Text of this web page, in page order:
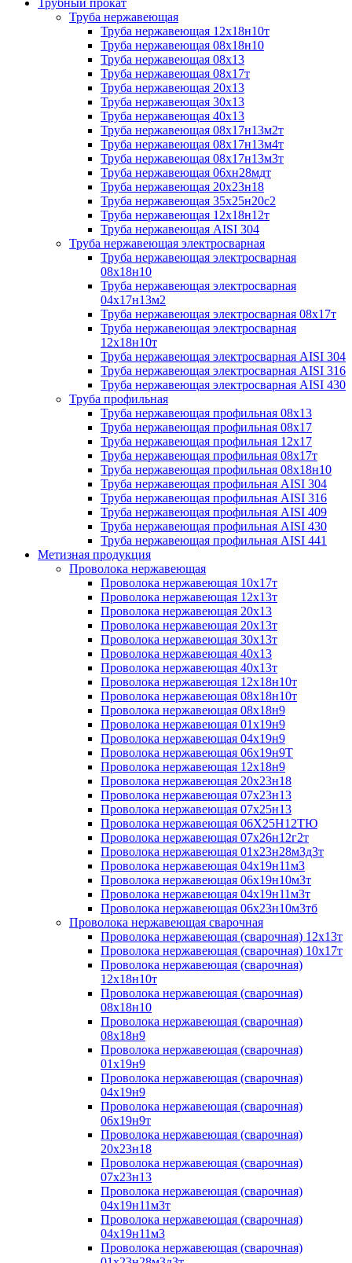
Трубный прокат
Труба нержавеющая
Труба нержавеющая 12х18н10т
Труба нержавеющая 08х18н10
Труба нержавеющая 08х13
Труба нержавеющая 08х17т
Труба нержавеющая 20х13
Труба нержавеющая 30х13
Труба нержавеющая 40х13
Труба нержавеющая 08х17н13м2т
Труба нержавеющая 08х17н13м4т
Труба нержавеющая 08х17н13м3т
Труба нержавеющая 06хн28мдт
Труба нержавеющая 20х23н18
Труба нержавеющая 35х25н20с2
Труба нержавеющая 12х18н12т
Труба нержавеющая AISI 304
Труба нержавеющая электросварная
Труба нержавеющая электросварная
08х18н10
Труба нержавеющая электросварная
04х17н13м2
Труба нержавеющая электросварная 08х17т
Труба нержавеющая электросварная
12х18н10т
Труба нержавеющая электросварная AISI 304
Труба нержавеющая электросварная AISI 316
Труба нержавеющая электросварная AISI 430
Труба профильная
Труба нержавеющая профильная 08х13
Труба нержавеющая профильная 08х17
Труба нержавеющая профильная 12х17
Труба нержавеющая профильная 08х17т
Труба нержавеющая профильная 08х18н10
Труба нержавеющая профильная AISI 304
Труба нержавеющая профильная AISI 316
Труба нержавеющая профильная AISI 409
Труба нержавеющая профильная AISI 430
Труба нержавеющая профильная AISI 441
Метизная продукция
Проволока нержавеющая
Проволока нержавеющая 10х17т
Проволока нержавеющая 12х13т
Проволока нержавеющая 20х13
Проволока нержавеющая 20х13т
Проволока нержавеющая 30х13т
Проволока нержавеющая 40х13
Проволока нержавеющая 40х13т
Проволока нержавеющая 12х18н10т
Проволока нержавеющая 08х18н10т
Проволока нержавеющая 08х18н9
Проволока нержавеющая 01х19н9
Проволока нержавеющая 04х19н9
Проволока нержавеющая 06х19н9Т
Проволока нержавеющая 12х18н9
Проволока нержавеющая 20х23н18
Проволока нержавеющая 07х23н13
Проволока нержавеющая 07х25н13
Проволока нержавеющая 06Х25Н12ТЮ
Проволока нержавеющая 07х26н12г2т
Проволока нержавеющая 01х23н28м3д3т
Проволока нержавеющая 04х19н11м3
Проволока нержавеющая 06х19н10м3т
Проволока нержавеющая 04х19н11м3т
Проволока нержавеющая 06х23н10м3тб
Проволока нержавеющая сварочная
Проволока нержавеющая (сварочная) 12х13т
Проволока нержавеющая (сварочная) 10х17т
Проволока нержавеющая (сварочная)
12х18н10т
Проволока нержавеющая (сварочная)
08х18н10
Проволока нержавеющая (сварочная)
08х18н9
Проволока нержавеющая (сварочная)
01х19н9
Проволока нержавеющая (сварочная)
04х19н9
Проволока нержавеющая (сварочная)
06х19н9т
Проволока нержавеющая (сварочная)
20х23н18
Проволока нержавеющая (сварочная)
07х23н13
Проволока нержавеющая (сварочная)
04х19н11м3т
Проволока нержавеющая (сварочная)
04х19н11м3
Проволока нержавеющая (сварочная)